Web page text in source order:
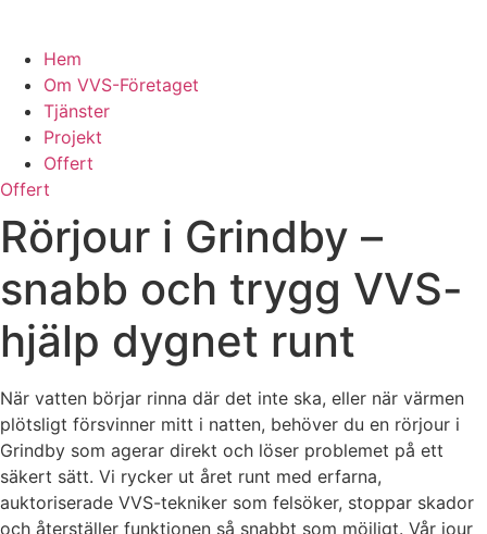
Hem
Om VVS-Företaget
Tjänster
Projekt
Offert
Offert
Rörjour i Grindby –
snabb och trygg VVS-
hjälp dygnet runt
När vatten börjar rinna där det inte ska, eller när värmen
plötsligt försvinner mitt i natten, behöver du en rörjour i
Grindby som agerar direkt och löser problemet på ett
säkert sätt. Vi rycker ut året runt med erfarna,
auktoriserade VVS-tekniker som felsöker, stoppar skador
och återställer funktionen så snabbt som möjligt. Vår jour